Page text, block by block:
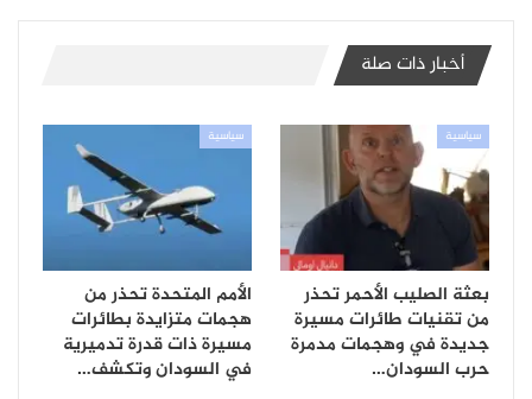
أخبار ذات صلة
سياسية
بعثة الصليب الأحمر تحذر
من تقنيات طائرات مسيرة
جديدة في وهجمات مدمرة
حرب السودان…
سياسية
الأمم المتحدة تحذر من
هجمات متزايدة بطائرات
مسيرة ذات قدرة تدميرية
في السودان وتكشف…